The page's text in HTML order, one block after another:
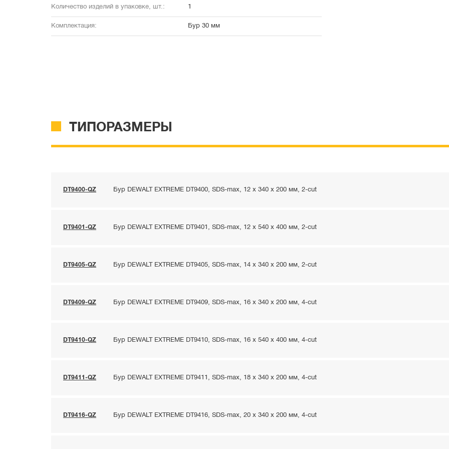
Количество изделий в упаковке, шт.: 1
Комплектация: Бур 30 мм
ТИПОРАЗМЕРЫ
DT9400-QZ Бур DEWALT EXTREME DT9400, SDS-max, 12 x 340 x 200 мм, 2-cut
DT9401-QZ Бур DEWALT EXTREME DT9401, SDS-max, 12 x 540 x 400 мм, 2-cut
DT9405-QZ Бур DEWALT EXTREME DT9405, SDS-max, 14 x 340 x 200 мм, 2-cut
DT9409-QZ Бур DEWALT EXTREME DT9409, SDS-max, 16 x 340 x 200 мм, 4-cut
DT9410-QZ Бур DEWALT EXTREME DT9410, SDS-max, 16 x 540 x 400 мм, 4-cut
DT9411-QZ Бур DEWALT EXTREME DT9411, SDS-max, 18 x 340 x 200 мм, 4-cut
DT9416-QZ Бур DEWALT EXTREME DT9416, SDS-max, 20 x 340 x 200 мм, 4-cut